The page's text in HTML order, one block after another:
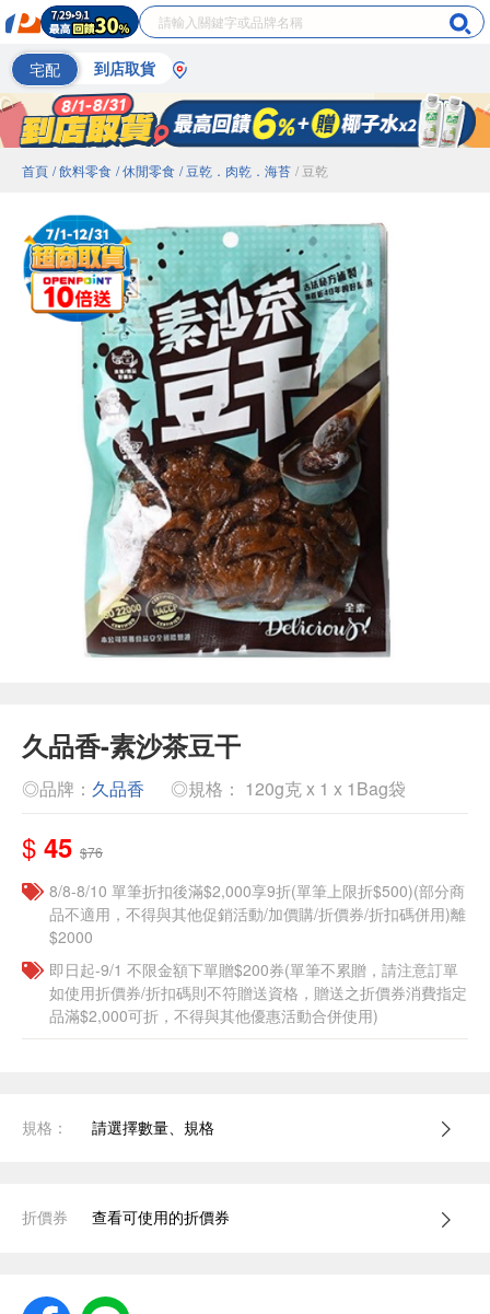
宅配 到店取貨
首頁 / 飲料零食 / 休閒零食 / 豆乾．肉乾．海苔 / 豆乾
久品香-素沙茶豆干
◎品牌： 久品香 ◎規格： 120g克 x 1 x 1Bag袋
$ 45 $76
8/8-8/10 單筆折扣後滿$2,000享9折(單筆上限折$500)(部分商
品不適用，不得與其他促銷活動/加價購/折價券/折扣碼併用)離
$2000
即日起-9/1 不限金額下單贈$200券(單筆不累贈，請注意訂單
如使用折價券/折扣碼則不符贈送資格，贈送之折價券消費指定
品滿$2,000可折，不得與其他優惠活動合併使用)
規格： 請選擇數量、規格
折價券 查看可使用的折價券